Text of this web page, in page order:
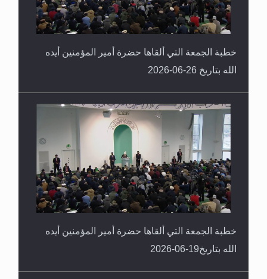
خطبة الجمعة التي ألقاها حضرة أمير المؤمنين أيده
الله بتاريخ 26-06-2026
خطبة الجمعة التي ألقاها حضرة أمير المؤمنين أيده
الله بتاريخ19-06-2026